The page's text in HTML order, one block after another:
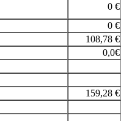
0 €
0 €
108,78 €
0,0€
159,28 €